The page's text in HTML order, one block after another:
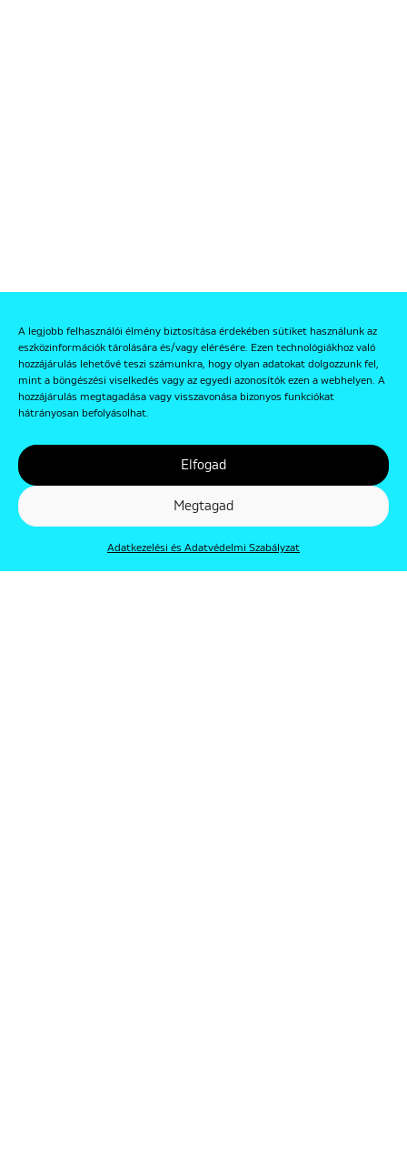
A legjobb felhasználói élmény biztosítása érdekében sütiket használunk az
eszközinformációk tárolására és/vagy elérésére. Ezen technológiákhoz való
hozzájárulás lehetővé teszi számunkra, hogy olyan adatokat dolgozzunk fel,
mint a böngészési viselkedés vagy az egyedi azonosítók ezen a webhelyen. A
hozzájárulás megtagadása vagy visszavonása bizonyos funkciókat
hátrányosan befolyásolhat.
Elfogad
Megtagad
Adatkezelési és Adatvédelmi Szabályzat